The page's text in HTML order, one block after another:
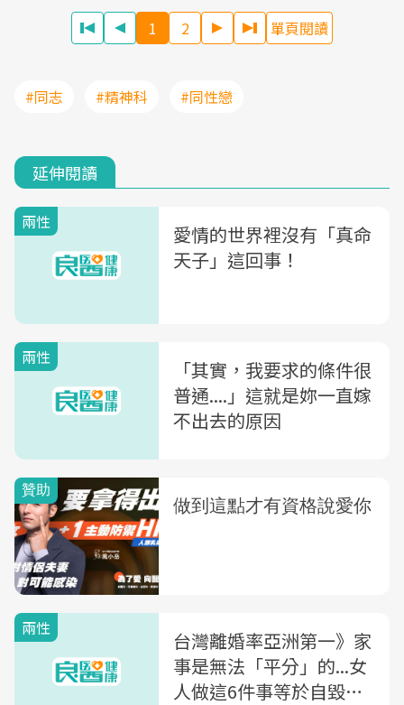
1 2 單頁閱讀
#同志 #精神科 #同性戀
延伸閱讀
兩性
愛情的世界裡沒有「真命
天子」這回事！
兩性
「其實，我要求的條件很
普通....」這就是妳一直嫁
不出去的原因
兩性
台灣離婚率亞洲第一》家
事是無法「平分」的...女
人做這6件事等於自毀婚